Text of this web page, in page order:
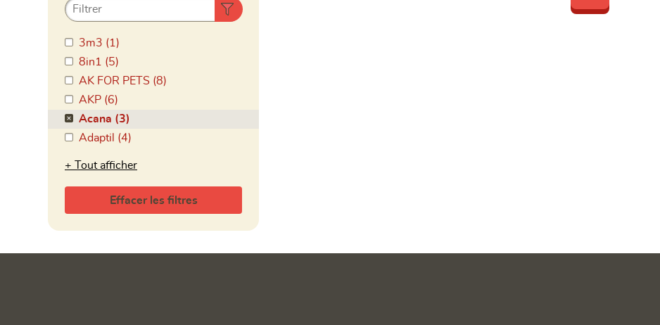
3m3 (1)
8in1 (5)
AK FOR PETS (8)
AKP (6)
Acana (3)
Adaptil (4)
Tout afficher
Effacer les filtres